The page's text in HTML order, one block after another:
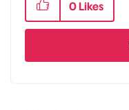
0 Likes